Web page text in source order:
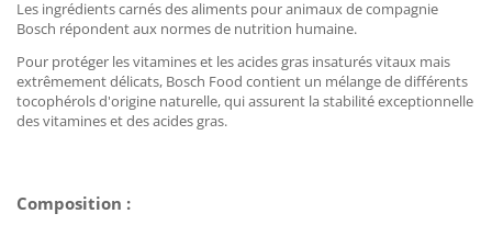
Les ingrédients carnés des aliments pour animaux de compagnie
Bosch répondent aux normes de nutrition humaine.
Pour protéger les vitamines et les acides gras insaturés vitaux mais
extrêmement délicats, Bosch Food contient un mélange de différents
tocophérols d'origine naturelle, qui assurent la stabilité exceptionnelle
des vitamines et des acides gras.
Composition :